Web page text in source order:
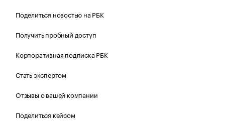
Поделиться новостью на РБК
Получить пробный доступ
Корпоративная подписка РБК
Стать экспертом
Отзывы о вашей компании
Поделиться кейсом